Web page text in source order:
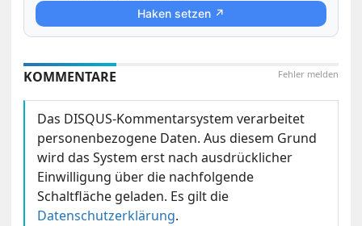
Haken setzen ↗
Fehler melden
KOMMENTARE
Das DISQUS-Kommentarsystem verarbeitet
personenbezogene Daten. Aus diesem Grund
wird das System erst nach ausdrücklicher
Einwilligung über die nachfolgende
Schaltfläche geladen. Es gilt die
Datenschutzerklärung.